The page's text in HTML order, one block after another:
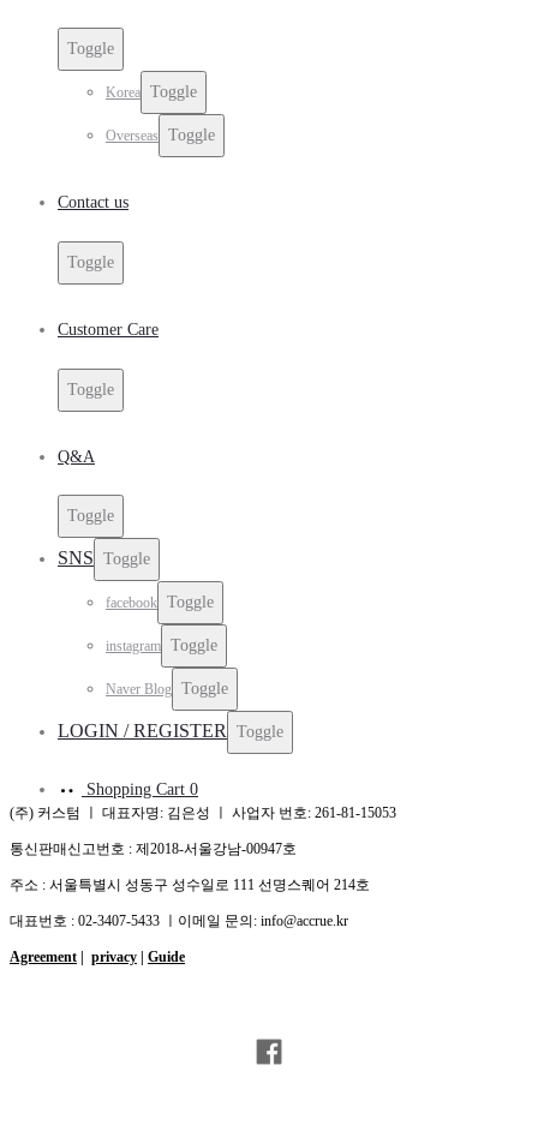
Toggle
Korea Toggle
Overseas Toggle
Contact us
Toggle
Customer Care
Toggle
Q&A
Toggle
SNS Toggle
facebook Toggle
instagram Toggle
Naver Blog Toggle
LOGIN / REGISTER Toggle
Shopping Cart 0
(주) 커스텀 ㅣ 대표자명: 김은성 ㅣ 사업자 번호: 261-81-15053
통신판매신고번호 : 제2018-서울강남-00947호
주소 : 서울특별시 성동구 성수일로 111 선명스퀘어 214호
대표번호 : 02-3407-5433 ㅣ이메일 문의: info@accrue.kr
Agreement privacy Guide